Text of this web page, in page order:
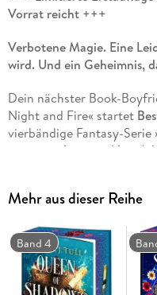
Vorrat reicht +++
Verbotene Magie. Eine
wird. Und ein Geheimnis,
Dein nächster Book-
Night and Fire« startet
vierbändige Fantasy-
actionreiche spicy New
eine Gefangene, die zum
unter keinen Umständen
warum das so ist, weiß
gelingt, landet sie in
Mehr aus dieser Reihe
Band 4